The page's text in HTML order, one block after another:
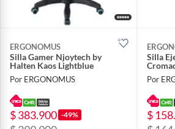
ERGONOMUS
Silla Gamer Njoytech by
Halten Kaos Lightblue
Por ERGONOMUS
$ 383.900 -49%
Silla
Por
$